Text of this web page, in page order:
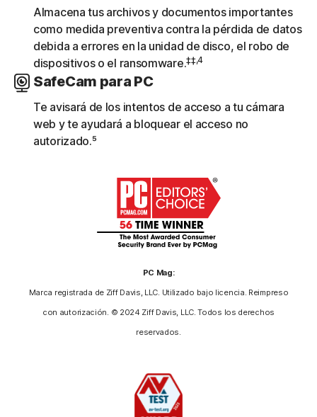
Almacena tus archivos y documentos importantes
como medida preventiva contra la pérdida de datos
debida a errores en la unidad de disco, el robo de
dispositivos o el ransomware.‡‡,4
SafeCam para PC
Te avisará de los intentos de acceso a tu cámara
web y te ayudará a bloquear el acceso no
autorizado.⁵
PC Mag:
Marca registrada de Ziff Davis, LLC. Utilizado bajo licencia. Reimpreso
con autorización. © 2024 Ziff Davis, LLC. Todos los derechos
reservados.